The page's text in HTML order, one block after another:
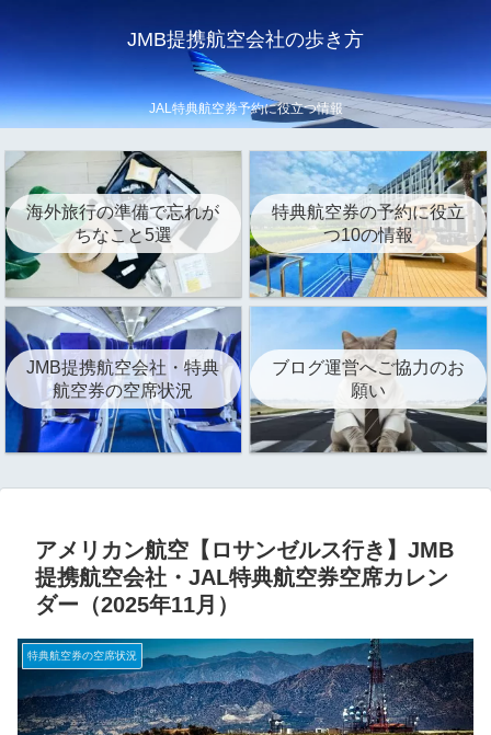
JMB提携航空会社の歩き方
JAL特典航空券予約に役立つ情報
海外旅行の準備で忘れが
ちなこと5選
特典航空券の予約に役立
つ10の情報
JMB提携航空会社・特典
航空券の空席状況
ブログ運営へご協力のお
願い
アメリカン航空【ロサンゼルス行き】JMB
提携航空会社・JAL特典航空券空席カレン
ダー（2025年11月）
特典航空券の空席状況